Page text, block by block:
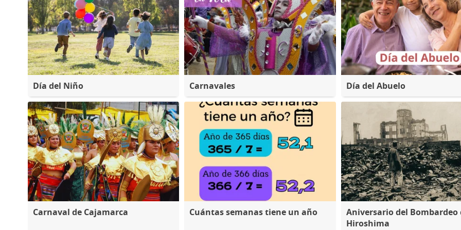
Día del Niño Carnavales Día del Abuelo
Carnaval de Cajamarca Cuántas semanas tiene un año
Aniversario del Bombardeo
Hiroshima